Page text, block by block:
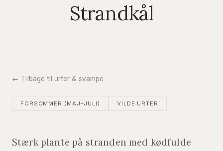
Strandkål
← Tilbage til urter & svampe
FORSOMMER (MAJ–JULI) VILDE URTER
Stærk plante på stranden med kødfulde